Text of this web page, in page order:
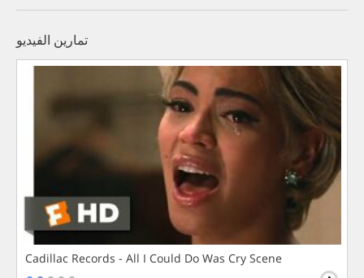
تمارين الفيديو
Cadillac Records - All I Could Do Was Cry Scene